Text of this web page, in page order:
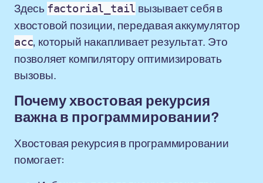
Здесь factorial_tail вызывает себя в
хвостовой позиции, передавая аккумулятор
acc, который накапливает результат. Это
позволяет компилятору оптимизировать
вызовы.
Почему хвостовая рекурсия
важна в программировании?
Хвостовая рекурсия в программировании
помогает: